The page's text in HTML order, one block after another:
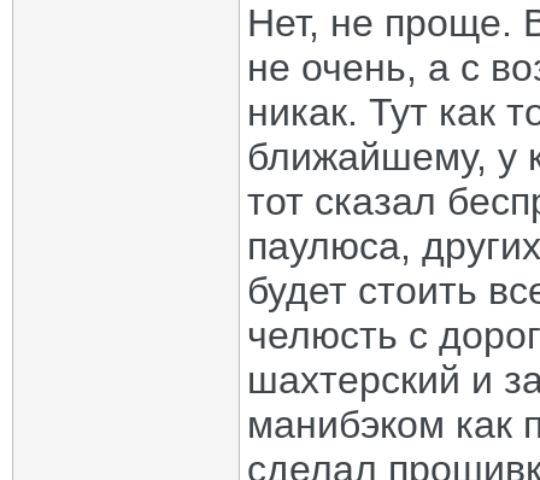
Нет, не проще.
не очень, а с
никак. Тут как
ближайшему, у
тот сказал
паулюса,
будет стоить
челюсть с
шахтерский и
манибэком как
сделал